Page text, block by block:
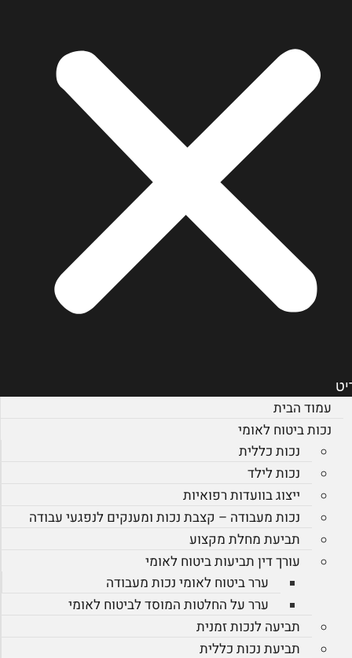
עמוד הבית
נכות ביטוח לאומי
נכות כללית
נכות לילד
ייצוג בוועדות רפואיות
נכות מעבודה – קצבת נכות ומענקים לנפגעי עבודה
תביעת מחלת מקצוע
עורך דין תביעות ביטוח לאומי
ערר ביטוח לאומי נכות מעבודה
ערר על החלטות המוסד לביטוח לאומי
תביעה לנכות זמנית
תביעת נכות כללית